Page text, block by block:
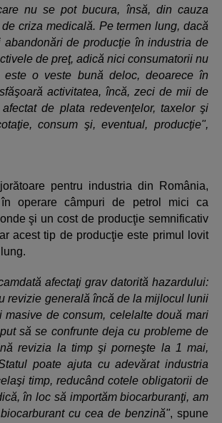
nu se pot bucura, însă, din cauza
criza medicală. Pe termen lung, dacă
de producţie în industria de
de preţ, adică nici consumatorii nu
o veste bună deloc, deoarece în
activitatea, încă, zeci de mii de
de plata redevenţelor, taxelor şi
consum şi, eventual, producţie",
pentru industria din România,
operare câmpuri de petrol mici ca
şi un cost de producţie semnificativ
acest tip de producţie este primul lovit
afectaţi grav datorită hazardului:
revizie generală încă de la mijlocul lunii
de consum, celelalte două mari
să se confrunte deja cu probleme de
revizia la timp şi porneşte la 1 mai,
poate ajuta cu adevărat industria
timp, reducând cotele obligatorii de
în loc să importăm biocarburanţi, am
cu cea de benzină", spune